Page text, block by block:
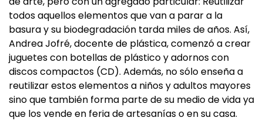
todos aquellos elementos que van a parar a la
basura y su biodegradación tarda miles de años. Así,
Andrea Jofré, docente de plástica, comenzó a crear
juguetes con botellas de plástico y adornos con
discos compactos (CD). Además, no sólo enseña a
reutilizar estos elementos a niños y adultos mayores
sino que también forma parte de su medio de vida ya
que los vende en feria de artesanías o en su casa.